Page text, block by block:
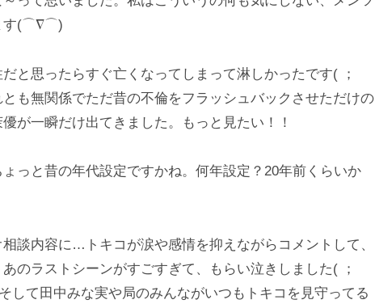
す(⌒∇⌒)
と思ったらすぐ亡くなってしまって淋しかったです( ；
も無関係でただ昔の不倫をフラッシュバックさせただけの
が一瞬だけ出てきました。もっと見たい！！
っと昔の年代設定ですかね。何年設定？20年前くらいか
談内容に…トキコが涙や感情を抑えながらコメントして、
のラストシーンがすごすぎて、もらい泣きしました( ；
して田中みな実や局のみんながいつもトキコを見守ってる